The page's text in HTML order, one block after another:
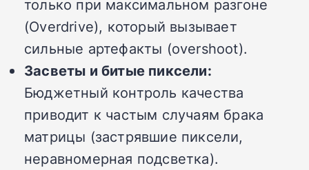
только при максимальном разгоне
(Overdrive), который вызывает
сильные артефакты (overshoot).
Засветы и битые пиксели:
Бюджетный контроль качества
приводит к частым случаям брака
матрицы (застрявшие пиксели,
неравномерная подсветка).